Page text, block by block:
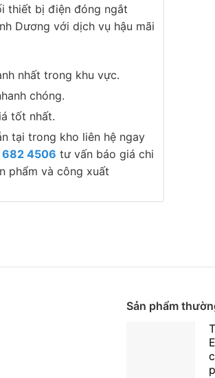
thiết bị điện đóng ngắt
Dương với dịch vụ hậu mãi
nhất trong khu vực.
chóng.
tốt nhất.
tại trong kho liên hệ ngay
4506 tư vấn báo giá chi
phẩm và công xuất
Sản phẩm